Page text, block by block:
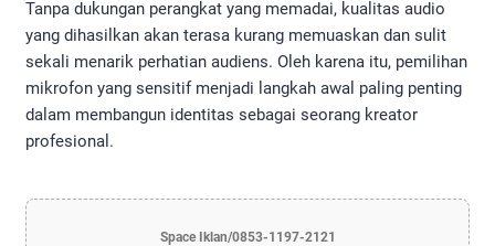
Tanpa dukungan perangkat yang memadai, kualitas audio
yang dihasilkan akan terasa kurang memuaskan dan sulit
sekali menarik perhatian audiens. Oleh karena itu, pemilihan
mikrofon yang sensitif menjadi langkah awal paling penting
dalam membangun identitas sebagai seorang kreator
profesional.
Space Iklan/0853-1197-2121